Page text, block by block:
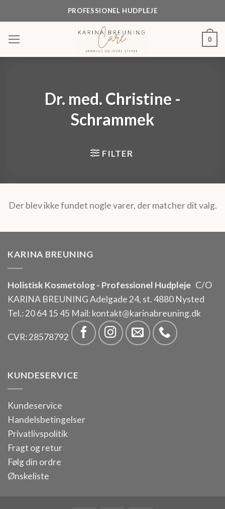
to
content
PROFESSIONEL HUDPLEJE
0
Dr. med. Christine -
Schrammek
FILTER
Der blev ikke fundet nogle varer, der matcher dit valg.
KARINA BREUNING
Holistisk Kosmetolog - Professionel Hudpleje C/O
KARINA BREUNING Adelgade 24, st. 4880 Nysted
Tel.:20 64 15 45 Mail:kontakt@karinabreuning.dk
CVR: 28578792
KUNDESERVICE
Kundeservice
Handelsbetingelser
Privatlivspolitik
Fragt og retur
Følg din ordre
Ønskeliste